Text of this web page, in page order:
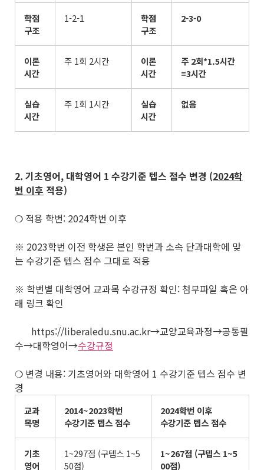
학점
구조
1-2-1
학점
구조
2-3-0
이론
시간
주 1회 2시간
이론
시간
주 2회*1.5시간
=3시간
실습
시간
주 1회 1시간
실습
시간
없음
2. 기초영어, 대학영어 1 수강기준 텝스 점수 변경 (2024학
번 이후 적용)
❍ 적용 학번: 2024학번 이후
※ 2023학번 이전 학생은 본인 학번과 소속 단과대학에 맞
는 수강기준 텝스 점수 그대로 적용
※ 학번별 대학영어 교과목 수강규정 확인: 첨부파일 혹은 아
래 링크 확인
https://liberaledu.snu.ac.kr→교양교육과정→공통필
수→대학영어→수강규정
❍ 변경 내용: 기초영어와 대학영어 1 수강기준 텝스 점수 변
경
교과
목명
2014~2023학번
수강기준 텝스 점수
2024학번 이후
수강기준 텝스 점수
기초
영어
1~297점 (구텝스 1~5
50점)
1~267점 (구텝스 1~5
00점)